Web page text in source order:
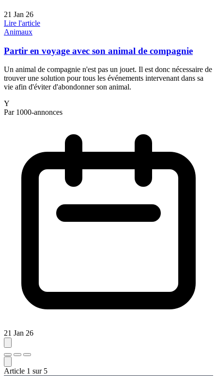
21 Jan 26
Lire l'article
Animaux
Partir en voyage avec son animal de compagnie
Un animal de compagnie n'est pas un jouet. Il est donc nécessaire de
trouver une solution pour tous les événements intervenant dans sa
vie afin d'éviter d'abondonner son animal.
Y
Par 1000-annonces
21 Jan 26
Article 1 sur 5